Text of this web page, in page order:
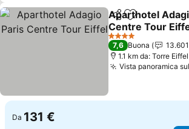
CondividiAggiungi ai
Aparthotel
Centre Tour
4 Stelle
7,6 Buona
13.601
1.1 km da: Torre Eiffel
Vista panoramica
Da 131 €